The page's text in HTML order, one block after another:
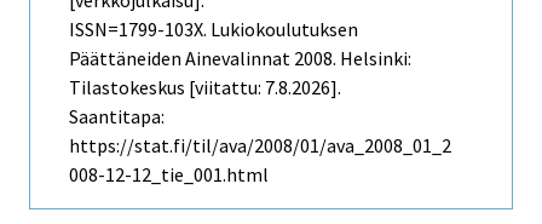
ISSN=1799-103X. Lukiokoulutuksen
Päättäneiden Ainevalinnat 2008. Helsinki:
Tilastokeskus [viitattu: 7.8.2026].
Saantitapa:
https://stat.fi/til/ava/2008/01/ava_2008_01_2
008-12-12_tie_001.html